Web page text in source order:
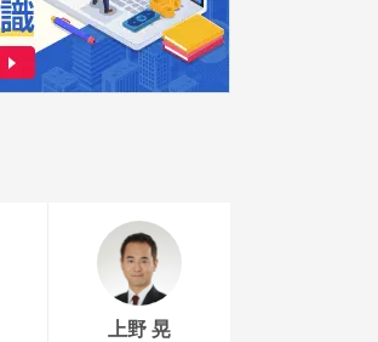
上野 晃